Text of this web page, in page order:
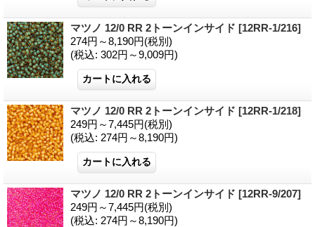
マツノ 12/0 RR 2トーンインサイド [12RR-1/216]
274円～8,190円(税別)
(税込: 302円～9,009円)
マツノ 12/0 RR 2トーンインサイド [12RR-1/218]
249円～7,445円(税別)
(税込: 274円～8,190円)
マツノ 12/0 RR 2トーンインサイド [12RR-9/207]
249円～7,445円(税別)
(税込: 274円～8,190円)